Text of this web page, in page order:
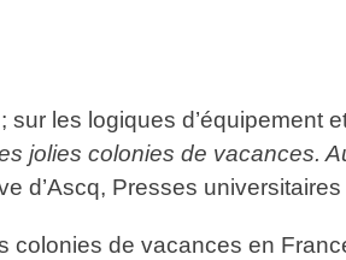
les logiques d’équipement
jolies colonies de vacances.
d’Ascq, Presses
colonies de vacances en